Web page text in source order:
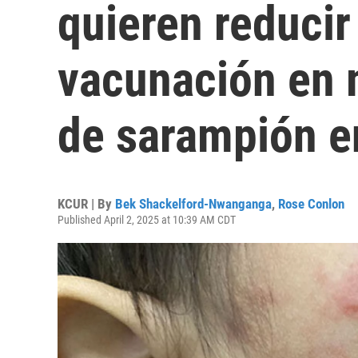
quieren
vacunación en
de sarampión
KCUR | By Bek Shackelford-Nwanganga, Rose Conlon
Published April 2, 2025 at 10:39 AM CDT